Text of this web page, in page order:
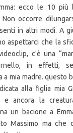
ecco le 10 più
Non occorre
in altri modi. A
aspettarci che la
c'è una
in effetti,
a mia madre. questo
alla figlia mia
e ancora la
un bacione a
Massimo ma che